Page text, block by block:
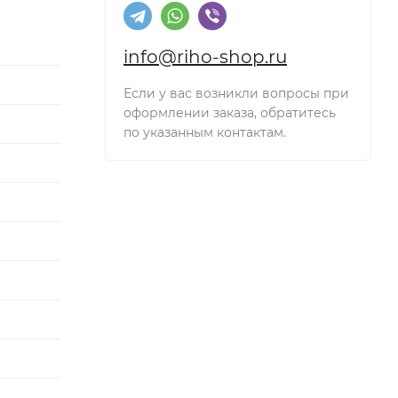
info@riho-shop.ru
Если у вас возникли вопросы при
оформлении заказа, обратитесь
по указанным контактам.